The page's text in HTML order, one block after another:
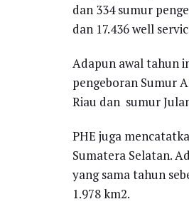
dan 334 sumur
dan 17.436 well
Adapun awal tahun
pengeboran Sumur
Riau dan sumur
PHE juga
Sumatera Selatan.
yang sama tahun
1.978 km2.